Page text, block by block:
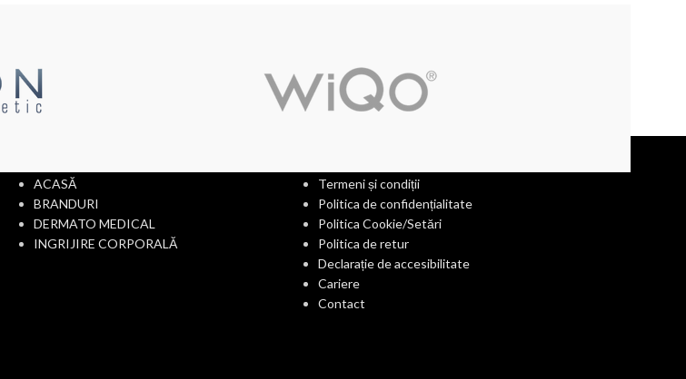
ACASĂ
BRANDURI
DERMATO MEDICAL
INGRIJIRE CORPORALĂ
Termeni și condiții
Politica de confidențialitate
Politica Cookie/Setări
Politica de retur
Declarație de accesibilitate
Cariere
Contact